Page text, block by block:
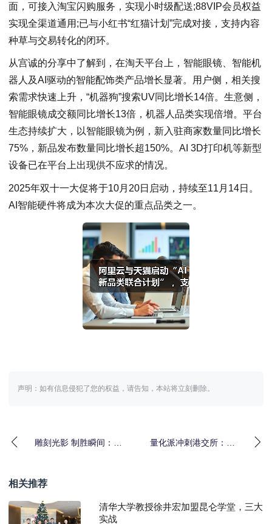
面，可接入淘宝闪购服务，实现小时级配送;88VIP会员权益
实现全渠道通用;已与小红书“红猫计划”完成对接，支持内容
种草与交易转化的闭环。
从宫诚的分享中了解到，在淘天平台上，智能眼镜、智能机
器人及AI驱动的智能配饰类产品增长显著。用户侧，相关搜
索需求快速上升，“机器狗”搜索UV同比增长14倍。生意侧，
智能眼镜成交额同比增长13倍，机器人品类实现倍增。平台
生态持续扩大，以智能眼镜为例，新入驻商家数量同比增长
75%，新品发布数量同比增长超150%。AI 3D打印机等新型
设备已在平台上出现供不应求的情况。
2025年双十一大促将于10月20日启动，持续至11月14日。
AI智能硬件将成为本次大促的重点品类之一。
声明：如有信息侵犯了您的权益，请告知，本站将立刻删除。
雕刻光影 制胜瞬间：索
量化派冲刺港交所：在
相关推荐
清华大学教授徐井宏加盟昆仑学堂，三大
实战